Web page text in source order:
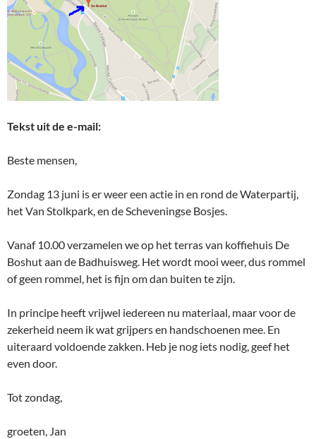
Tekst uit de e-mail:
Beste mensen,
Zondag 13 juni is er weer een actie in en rond de Waterpartij,
het Van Stolkpark, en de Scheveningse Bosjes.
Vanaf 10.00 verzamelen we op het terras van koffiehuis De
Boshut aan de Badhuisweg. Het wordt mooi weer, dus rommel
of geen rommel, het is fijn om dan buiten te zijn.
In principe heeft vrijwel iedereen nu materiaal, maar voor de
zekerheid neem ik wat grijpers en handschoenen mee. En
uiteraard voldoende zakken. Heb je nog iets nodig, geef het
even door.
Tot zondag,
groeten, Jan